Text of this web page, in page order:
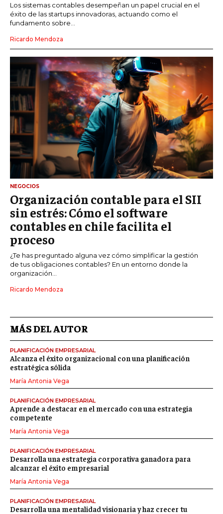
Los sistemas contables desempeñan un papel crucial en el
éxito de las startups innovadoras, actuando como el
fundamento sobre...
Ricardo Mendoza
NEGOCIOS
Organización contable para el SII
sin estrés: Cómo el software
contables en chile facilita el
proceso
¿Te has preguntado alguna vez cómo simplificar la gestión
de tus obligaciones contables? En un entorno donde la
organización...
Ricardo Mendoza
MÁS DEL AUTOR
PLANIFICACIÓN EMPRESARIAL
Alcanza el éxito organizacional con una planificación
estratégica sólida
María Antonia Vega
PLANIFICACIÓN EMPRESARIAL
Aprende a destacar en el mercado con una estrategia
competente
María Antonia Vega
PLANIFICACIÓN EMPRESARIAL
Desarrolla una estrategia corporativa ganadora para
alcanzar el éxito empresarial
María Antonia Vega
PLANIFICACIÓN EMPRESARIAL
Desarrolla una mentalidad visionaria y haz crecer tu